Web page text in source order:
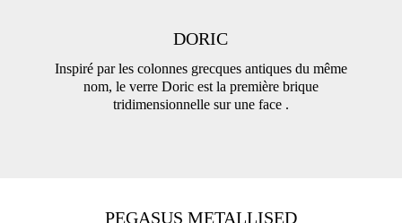
DORIC
Inspiré par les colonnes grecques antiques du même
nom, le verre Doric est la première brique
tridimensionnelle sur une face .
PEGASUS METALLISED